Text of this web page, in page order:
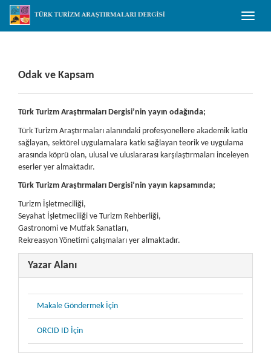
##plugins.themes.bootstrap3.accessible_menu.main_navigation##
##plugins.themes.bootstrap3.accessible_menu.main_content##
##plugins.themes.bootstrap3.accessible_menu.sidebar##
Toggle
Odak ve Kapsam
Türk Turizm Araştırmaları Dergisi’nin yayın odağında;
Türk Turizm Araştırmaları alanındaki profesyonellere akademik katkı
sağlayan, sektörel uygulamalara katkı sağlayan teorik ve uygulama
arasında köprü olan, ulusal ve uluslararası karşılaştırmaları inceleyen
eserler yer almaktadır.
Türk Turizm Araştırmaları Dergisi’nin yayın kapsamında;
Turizm İşletmeciliği,
Seyahat İşletmeciliği ve Turizm Rehberliği,
Gastronomi ve Mutfak Sanatları,
Rekreasyon Yönetimi çalışmaları yer almaktadır.
Yazar Alanı
Makale Göndermek İçin
ORCID ID İçin